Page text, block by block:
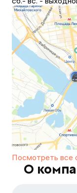
Посмотреть все
О